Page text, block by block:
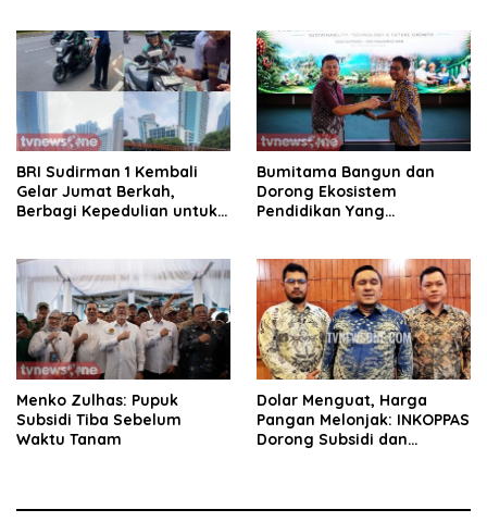
BRI Sudirman 1 Kembali
Gelar Jumat Berkah,
Berbagi Kepedulian untuk
Bumitama Bangun dan
Dorong Ekosistem
Pendidikan Yang
Menko Zulhas: Pupuk
Subsidi Tiba Sebelum
Waktu Tanam
Dolar Menguat, Harga
Pangan Melonjak: INKOPPAS
Dorong Subsidi dan